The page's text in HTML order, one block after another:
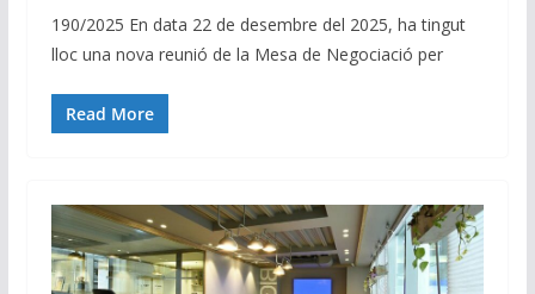
190/2025 En data 22 de desembre del 2025, ha tingut
lloc una nova reunió de la Mesa de Negociació per
Read More